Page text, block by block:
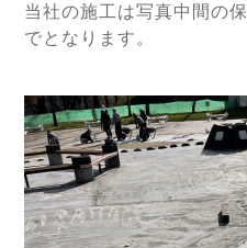
当社の施工は写真中間の
でとなります。